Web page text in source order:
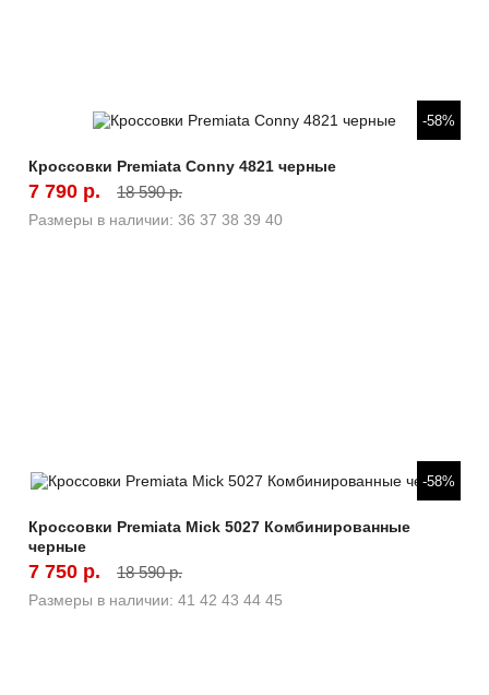
Быстрый просмотр -58%
Кроссовки Premiata Conny 4821 черные
7 790 р. 18 590 р.
Размеры в наличии: 36 37 38 39 40
Быстрый просмотр -58%
Кроссовки Premiata Mick 5027 Комбинированные
черные
7 750 р. 18 590 р.
Размеры в наличии: 41 42 43 44 45